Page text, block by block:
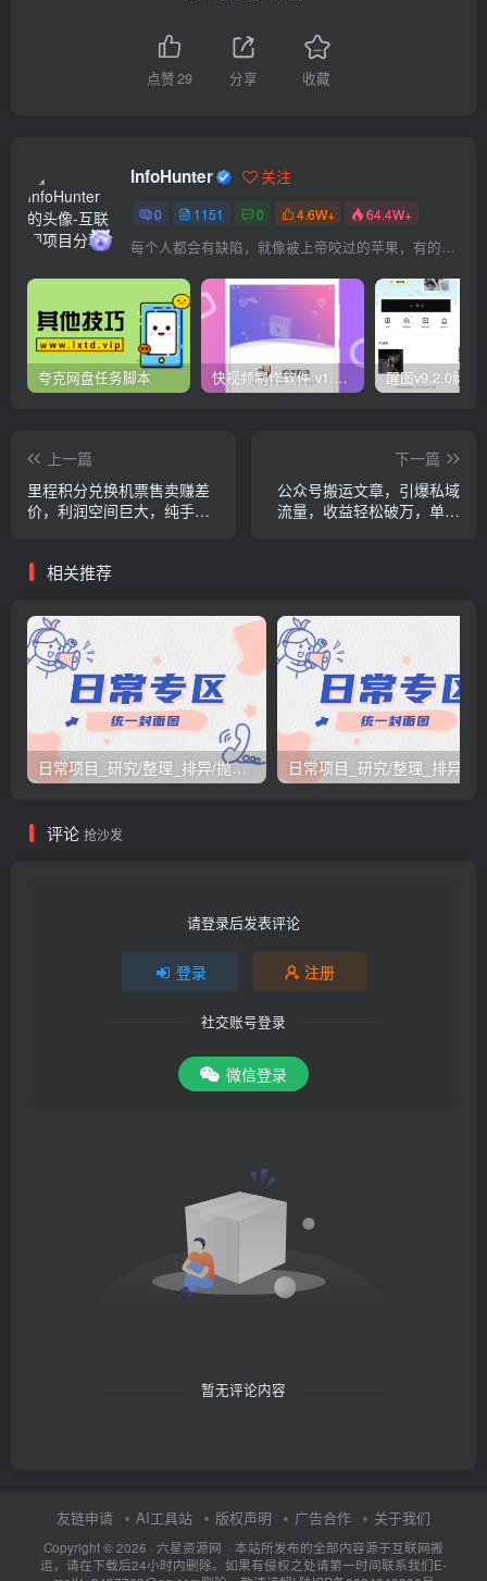
点赞29 分享 收藏
InfoHunter 关注
0 1151 0 4.6W+ 64.4W+
每个人都会有缺陷，就像被上帝咬过的苹果，有的人缺陷比较大，正是因为上帝特别喜欢他的芬芳
夸克网盘任务脚本 快视频制作软件 v1.1.1安卓版
上一篇
里程积分兑换机票售卖赚差
价，利润空间巨大，纯手机
下一篇
公众号搬运文章，引爆私域
流量，收益轻松破万，单日
相关推荐
日常项目_研究/整理_排异/抛弃汇总[26.3.15-3.21整理]
评论 抢沙发
请登录后发表评论
登录 注册
社交账号登录
微信登录
暂无评论内容
友链申请 AI工具站 版权声明 广告合作 关于我们
Copyright © 2026 · 六星资源网 · 本站所发布的全部内容源于互联网搬
运，请在下载后24小时内删除。如果有侵权之处请第一时间联系我们E-